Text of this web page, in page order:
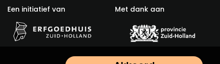
Een initiatief van Met dank aan